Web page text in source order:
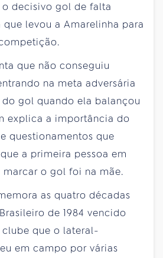
decisivo gol de falta
levou a Amarelinha para
que não conseguiu
na meta adversária
do gol quando ela balançou
explica a importância do
questionamentos que
a primeira pessoa em
marcar o gol foi na mãe.
as quatro décadas
de 1984 vencido
clube que o lateral-
em campo por várias